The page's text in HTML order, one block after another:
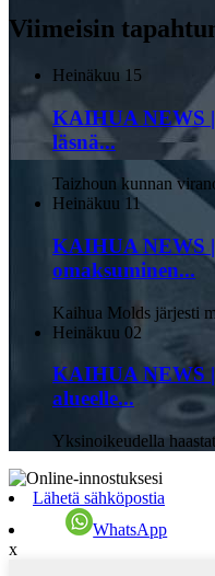
Viimeisin
Heinäkuu 15
KAIHUA NEWS
läsnä...
Taizhoun kunnan
Heinäkuu 11
KAIHUA NEWS
omaksuminen...
Kaihua Molds järjesti
Heinäkuu 02
KAIHUA NEWS
alueelle...
Yksinoikeudella
Lähetä sähköpostia
WhatsApp
x